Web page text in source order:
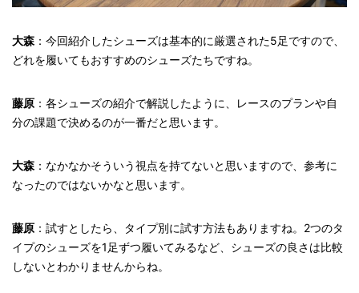
大森 ：今回紹介したシューズは基本的に厳選された5足ですので、
どれを履いてもおすすめのシューズたちですね。
藤原 ：各シューズの紹介で解説したように、レースのプランや自
分の課題で決めるのが一番だと思います。
大森 ：なかなかそういう視点を持てないと思いますので、参考に
なったのではないかなと思います。
藤原 ：試すとしたら、タイプ別に試す方法もありますね。2つのタ
イプのシューズを1足ずつ履いてみるなど、シューズの良さは比較
しないとわかりませんからね。